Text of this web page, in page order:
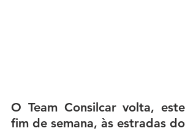
O Team Consilcar volta, este
fim de semana, às estradas do